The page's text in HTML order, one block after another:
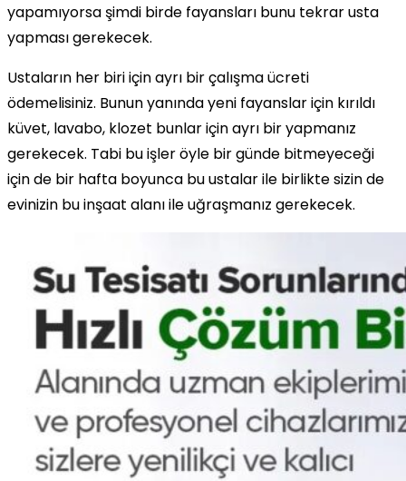
yapamıyorsa şimdi birde fayansları bunu tekrar usta
yapması gerekecek.
Ustaların her biri için ayrı bir çalışma ücreti
ödemelisiniz. Bunun yanında yeni fayanslar için kırıldı
küvet, lavabo, klozet bunlar için ayrı bir yapmanız
gerekecek. Tabi bu işler öyle bir günde bitmeyeceği
için de bir hafta boyunca bu ustalar ile birlikte sizin de
evinizin bu inşaat alanı ile uğraşmanız gerekecek.